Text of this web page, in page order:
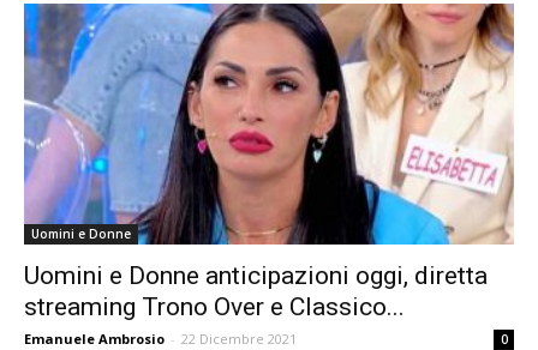
Uomini e Donne
Uomini e Donne anticipazioni oggi, diretta
streaming Trono Over e Classico...
Emanuele Ambrosio - 22 Dicembre 2021 0